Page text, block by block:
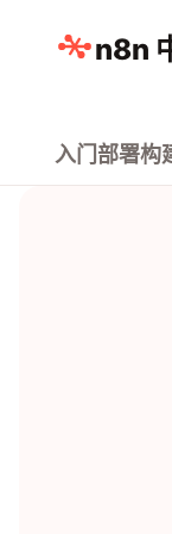
n8n
入门部署构